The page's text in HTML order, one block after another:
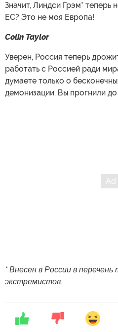
Значит, Линдси Грэм* теперь
ЕС? Это не моя Европа!
Colin Taylor
Уверен, Россия теперь
работать с Россией ради
думаете только о
демонизации. Вы прогнили
* Внесен в России в
экстремистов.